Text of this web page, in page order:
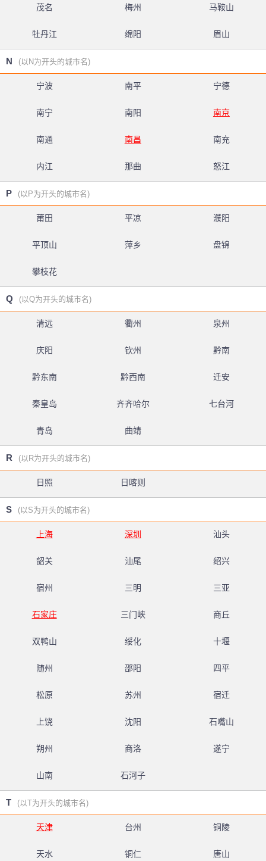
茂名 梅州 马鞍山
牡丹江 绵阳 眉山
N (以N为开头的城市名)
宁波 南平 宁德
南宁 南阳 南京
南通 南昌 南充
内江 那曲 怒江
P (以P为开头的城市名)
莆田 平凉 濮阳
平顶山 萍乡 盘锦
攀枝花
Q (以Q为开头的城市名)
清远 衢州 泉州
庆阳 钦州 黔南
黔东南 黔西南 迁安
秦皇岛 齐齐哈尔 七台河
青岛 曲靖
R (以R为开头的城市名)
日照 日喀则
S (以S为开头的城市名)
上海 深圳 汕头
韶关 汕尾 绍兴
宿州 三明 三亚
石家庄 三门峡 商丘
双鸭山 绥化 十堰
随州 邵阳 四平
松原 苏州 宿迁
上饶 沈阳 石嘴山
朔州 商洛 遂宁
山南 石河子
T (以T为开头的城市名)
天津 台州 铜陵
天水 铜仁 唐山